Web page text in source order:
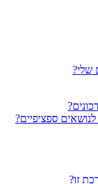
שלי?
ספציפיים?
זו?